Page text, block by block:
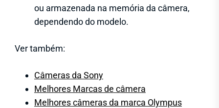
ou armazenada na memória da câmera,
dependendo do modelo.
Ver também:
Câmeras da Sony
Melhores Marcas de câmera
Melhores câmeras da marca Olympus